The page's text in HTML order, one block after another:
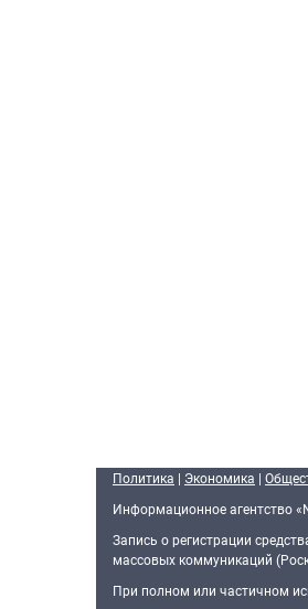
Политика | Экономика |
Информационное агентство
Запись о регистрации
массовых коммуникаций
При полном или частичном